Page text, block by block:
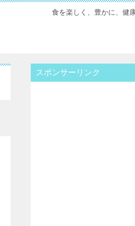
食を楽しく、豊かに、健
スポンサーリンク